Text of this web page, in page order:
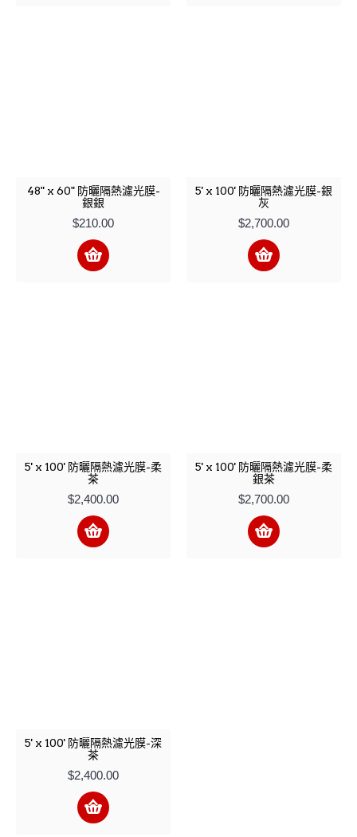
48" x 60" 防曬隔熱濾光膜-
銀銀
$210.00
5' x 100' 防曬隔熱濾光膜-銀
灰
$2,700.00
5' x 100' 防曬隔熱濾光膜-柔
茶
$2,400.00
5' x 100' 防曬隔熱濾光膜-柔
銀茶
$2,700.00
5' x 100' 防曬隔熱濾光膜-深
茶
$2,400.00